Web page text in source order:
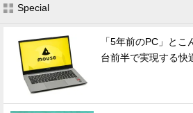
Special
「5年前のPC」と
台前半で実現する快